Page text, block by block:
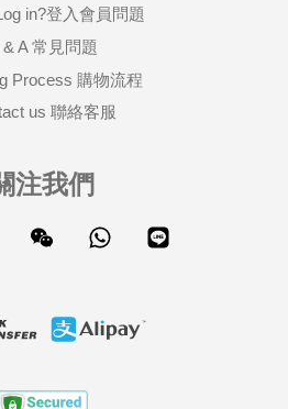
in?登入會員問題
A 常見問題
Process 購物流程
us 聯絡客服
注我們
Instagram Wechat Whatsapp